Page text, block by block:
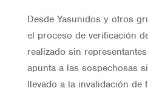
Desde Yasunidos y otros
el proceso de verificación
realizado sin
apunta a las sospechosas
llevado a la invalidación de